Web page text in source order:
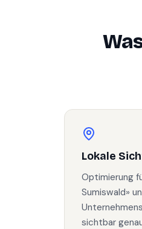
Lokale
Optimierung
Sumiswald»
sichtbar